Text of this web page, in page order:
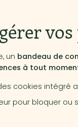
vos
un bandeau de
à tout
cookies intégré
pour bloquer ou